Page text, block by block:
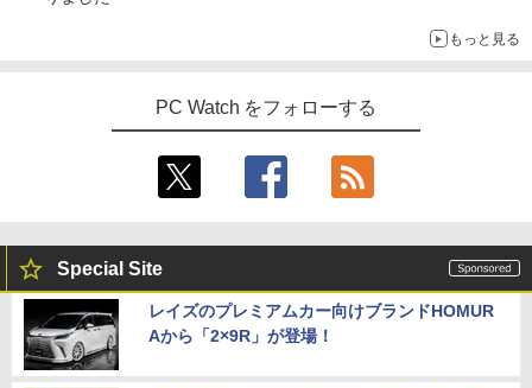
もっと見る
PC Watch をフォローする
Special Site
レイズのプレミアムカー向けブランドHOMUR
Aから「2×9R」が登場！